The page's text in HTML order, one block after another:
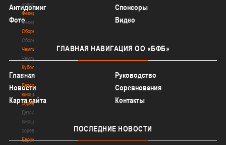
новости
Федерация
Федерация
Сборные
Сборные
Чемпионат
Чемпионат
Кубок
Кубок
Детско-
юношеские
соревнования
Детско-
юношеские
соревнования
Еврокубки
Антидопинг
Спонсоры
Фото
Видео
ГЛАВНАЯ НАВИГАЦИЯ ОО «БФБ»
Главная
Руководство
Новости
Соревнования
Карта сайта
Контакты
ПОСЛЕДНИЕ НОВОСТИ